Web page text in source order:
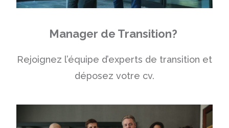
Manager de Transition?
Rejoignez l’équipe d’experts de transition et
déposez votre cv.